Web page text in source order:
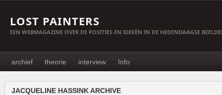
LOST PAINTERS
EEN WEBMAGAZINE OVER DE POSITIES EN IDEEËN IN DE HEDENDAAGSE
archief theorie interview Info
JACQUELINE HASSINK ARCHIVE